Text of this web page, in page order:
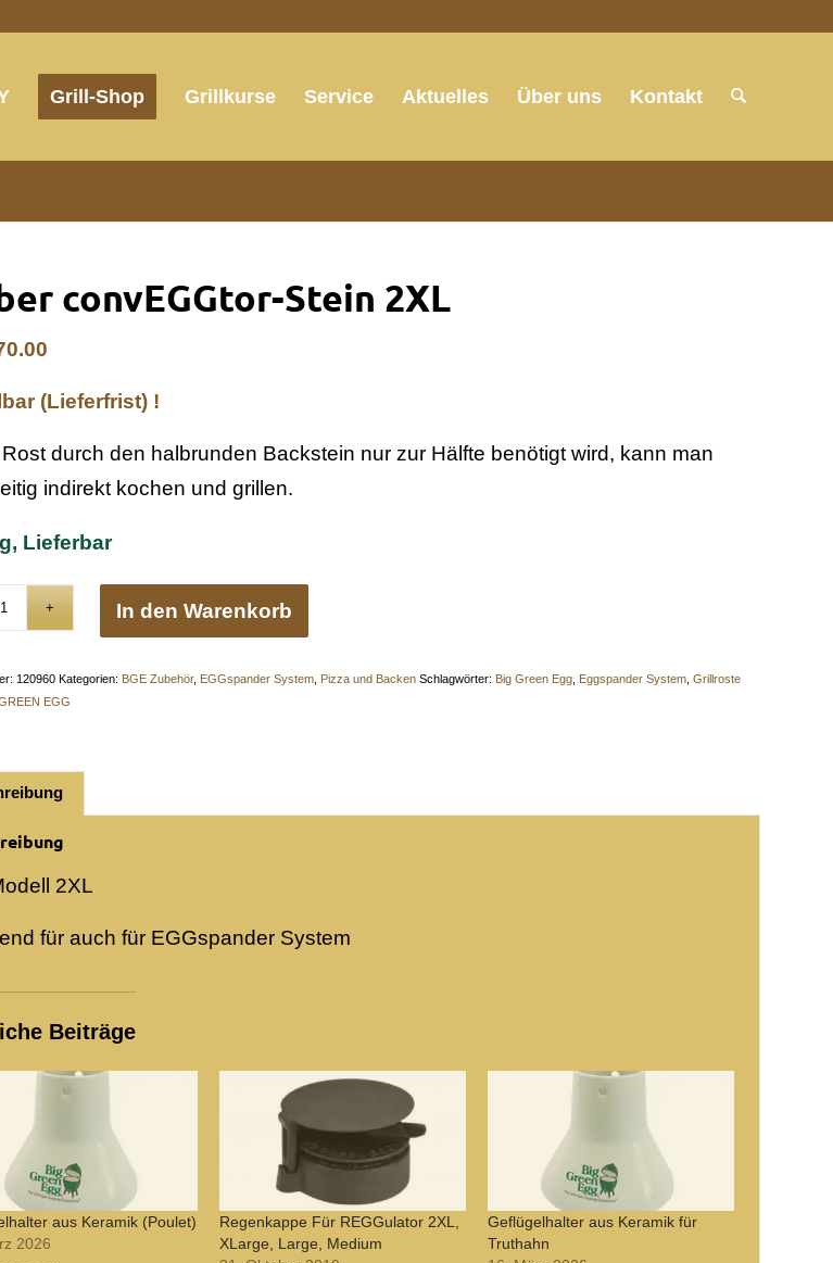
Grill-Shop Grillkurse Service Aktuelles Über uns Kontakt
convEGGtor-Stein 2XL
(Lieferfrist) !
durch den halbrunden Backstein nur zur Hälfte benötigt wird, kann man
indirekt kochen und grillen.
Lieferbar
In den Warenkorb
120960 Kategorien: BGE Zubehör, EGGspander System, Pizza und Backen Schlagwörter: Big Green Egg, Eggspander System,Grillroste
EGG
2XL
für auch für EGGspander System
Beiträge
aus Keramik (Poulet)
2026
Regenkappe Für REGGulator 2XL,
XLarge, Large, Medium
Geflügelhalter aus Keramik für
Truthahn